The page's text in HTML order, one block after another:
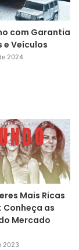
com Garantia
e Veículos
2024
Mais Ricas
Conheça as
Mercado
2023